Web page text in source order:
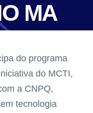
MA
do programa
do MCTI,
a CNPQ,
tecnologia